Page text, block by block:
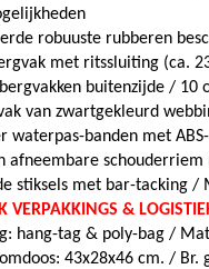
robuuste rubberen
met ritssluiting (ca.
buitenzijde / 10
van zwartgekleurd
waterpas-banden met
afneembare
stiksels met bar-tacking /
VERPAKKINGS &
hang-tag & poly-bag /
43x28x46 cm. / Br.